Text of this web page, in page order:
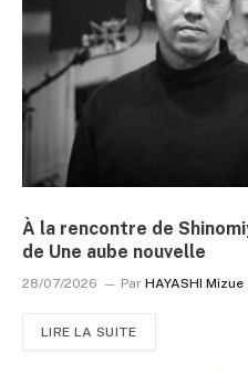
À la rencontre de
de Une aube nouvelle
28/07/2026 Par HAYASHI Mizue
LIRE LA SUITE